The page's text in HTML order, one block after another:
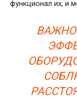
функционал их, и